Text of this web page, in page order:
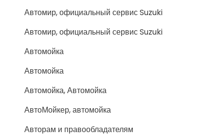
Автомир, официальный сервис Suzuki
Автомир, официальный сервис Suzuki
Автомойка
Автомойка
Автомойка, Автомойка
АвтоМойкер, автомойка
Авторам и правообладателям